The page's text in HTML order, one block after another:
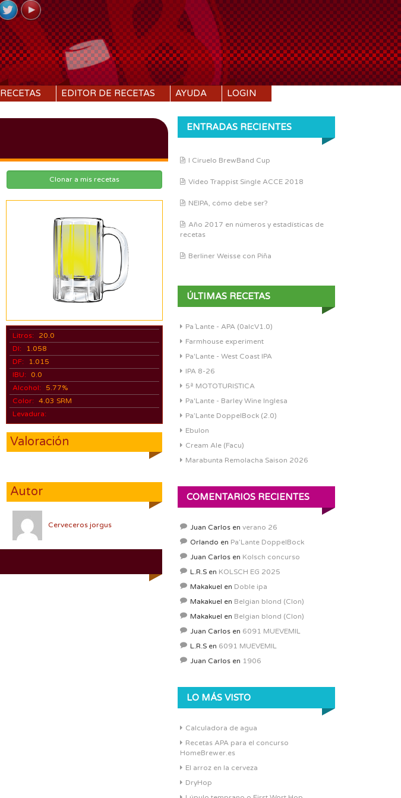
RECETAS EDITOR DE RECETAS AYUDA LOGIN
Clonar a mis recetas
Litros:
20.0
DI:
1.058
DF:
1.015
IBU:
0.0
Alcohol:
5.77%
Color: 4.03 SRM
Levadura:
Valoración
Autor
Cerveceros jorgus
ENTRADAS RECIENTES
I Ciruelo BrewBand Cup
Vídeo Trappist Single ACCE 2018
NEIPA, cómo debe ser?
Año 2017 en números y estadísticas de
recetas
Berliner Weisse con Piña
ÚLTIMAS RECETAS
Pa´Lante - APA (0alcV1.0)
Farmhouse experiment
Pa'Lante - West Coast IPA
IPA 8-26
5ª MOTOTURISTICA
Pa'Lante - Barley Wine Inglesa
Pa’Lante DoppelBock (2.0)
Ebulon
Cream Ale (Facu)
Marabunta Remolacha Saison 2026
COMENTARIOS RECIENTES
Juan Carlos en verano 26
Orlando en Pa’Lante DoppelBock
Juan Carlos en Kolsch concurso
L.R.S en KOLSCH EG 2025
Makakuel en Doble ipa
Makakuel en Belgian blond (Clon)
Makakuel en Belgian blond (Clon)
Juan Carlos en 6091 MUEVEMIL
L.R.S en 6091 MUEVEMIL
Juan Carlos en 1906
LO MÁS VISTO
Calculadora de agua
Recetas APA para el concurso
HomeBrewer.es
El arroz en la cerveza
DryHop